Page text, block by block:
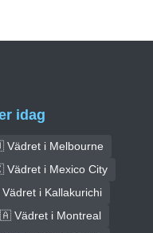
idag
i Melbourne
i Mexico City
i Kallakurichi
Vädret i Montreal